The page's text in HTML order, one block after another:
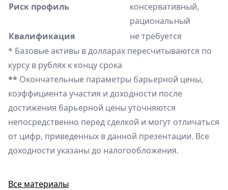
Риск профиль
консервативный,
рациональный
Квалификация
не требуется
* Базовые активы в долларах пересчитываются по
курсу в рублях к концу срока
** Окончательные параметры барьерной цены,
коэффициента участия и доходности после
достижения барьерной цены уточняются
непосредственно перед сделкой и могут отличаться
от цифр, приведенных в данной презентации. Все
доходности указаны до налогообложения.
Все материалы